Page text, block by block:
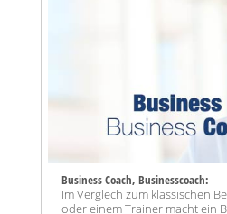
Business Coach, Businesscoach:
Im Verglech zum klassischen
oder einem Trainer macht ein